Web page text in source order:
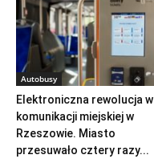
Autobusy
Elektroniczna rewolucja w
komunikacji miejskiej w
Rzeszowie. Miasto
przesuwało cztery razy...